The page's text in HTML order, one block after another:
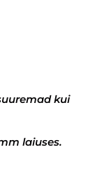
kui
laiuses.